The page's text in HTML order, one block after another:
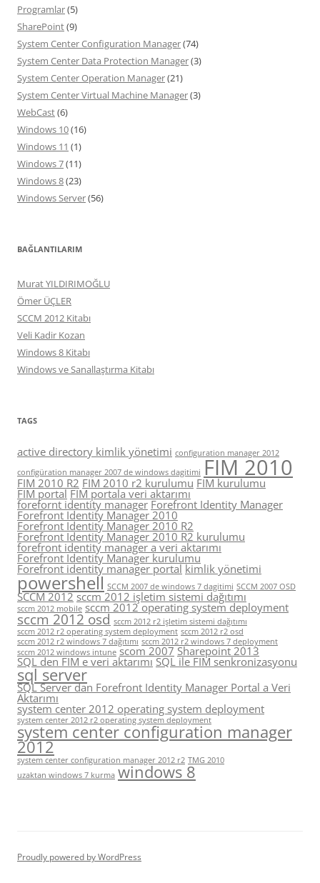
Programlar(5)
SharePoint(9)
System Center Configuration Manager(74)
System Center Data Protection Manager(3)
System Center Operation Manager(21)
System Center Virtual Machine Manager(3)
WebCast(6)
Windows 10(16)
Windows 11 (1)
Windows 7(11)
Windows 8(23)
Windows Server(56)
BAĞLANTILARIM
Murat YILDIRIMOĞLU
Ömer ÜÇLER
SCCM 2012 Kitabı
Veli Kadir Kozan
Windows 8 Kitabı
Windows ve Sanallaştırma Kitabı
TAGS
active directory kimlik yönetimi configuration manager 2012
configüration manager 2007 de windows dagitimi FIM 2010
FIM 2010 R2 FIM 2010 r2 kurulumu FIM kurulumu
FIM portal FIM portala veri aktarımı
forefornt identity manager Forefront Identity Manager
Forefront Identity Manager 2010
Forefront Identity Manager 2010 R2
Forefront Identity Manager 2010 R2 kurulumu
forefront identity manager a veri aktarımı
Forefront Identity Manager kurulumu
Forefront identity manager portal kimlik yönetimi
powershell SCCM 2007 de windows 7 dagitimi SCCM 2007 OSD
SCCM 2012 sccm 2012 işletim sistemi dağıtımı
sccm 2012 mobile sccm 2012 operating system deployment
sccm 2012 osd sccm 2012 r2 işletim sistemi dağıtımı
sccm 2012 r2 operating system deployment sccm 2012 r2 osd
sccm 2012 r2 windows 7 dağıtımı sccm 2012 r2 windows 7 deployment
sccm 2012 windows intune scom 2007 Sharepoint 2013
SQL den FIM e veri aktarımı SQL ile FIM senkronizasyonu
sql server
SQL Server dan Forefront Identity Manager Portal a Veri
Aktarımı
system center 2012 operating system deployment
system center 2012 r2 operating system deployment
system center configuration manager
2012
system center configuration manager 2012 r2 TMG 2010
uzaktan windows 7 kurma windows 8
Proudly powered by WordPress